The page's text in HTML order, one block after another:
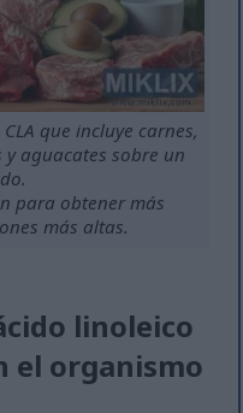
que incluye carnes,
aguacates sobre un
para obtener más
más altas.
linoleico
el organismo